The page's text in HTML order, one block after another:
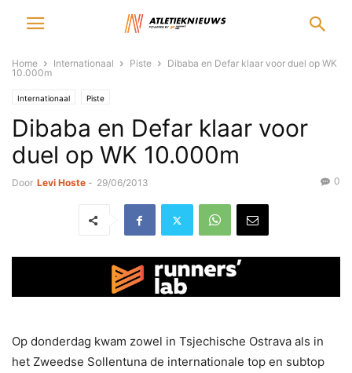
Home Internationaal Piste
Dibaba en Defar klaar voor duel op WK
10.000m
Internationaal Piste
Dibaba en Defar klaar voor
duel op WK 10.000m
Door Levi Hoste - 29/06/2013 0
Op donderdag kwam zowel in Tsjechische Ostrava als in
het Zweedse Sollentuna de internationale top en subtop